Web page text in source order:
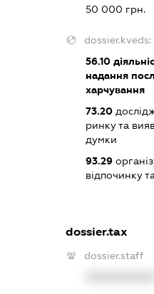
50 000 грн.
dossier.kveds:
56.10
надання
харчування
73.20
ринку та
думки
93.29
відпочинку
dossier.tax
dossier.staff